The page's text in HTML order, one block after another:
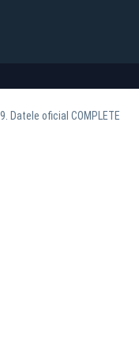
Datele oficial COMPLETE